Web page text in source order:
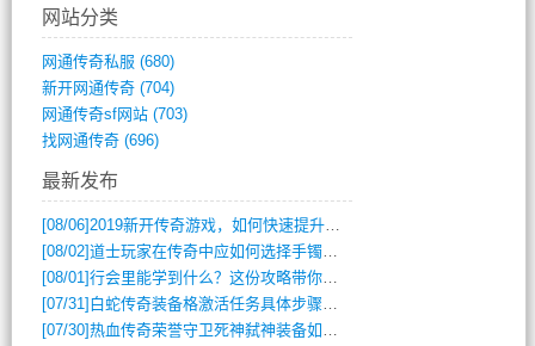
网站分类
网通传奇私服 (680)
新开网通传奇(704)
网通传奇sf网站(703)
找网通传奇(696)
最新发布
[08/06]2019新开传奇游戏，如何快速提升角色等级？
[08/02]道士玩家在传奇中应如何选择手镯装备？
[08/01]行会里能学到什么？这份攻略带你全掌握
[07/31] 白蛇传奇装备格激活任务具体步骤是什么？如何完成？
[07/30]热血传奇荣誉守卫死神弑神装备如何获取与佩戴攻略？